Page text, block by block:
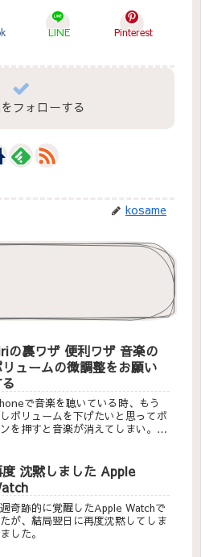
LINE Pinterest
フォローする
kosame
の裏ワザ 便利ワザ 音楽の
リュームの微調整をお願い
で音楽を聴いている時、もう
ボリュームを下げたいと思ってボ
を押すと音楽が消えてしまい。ボ
、その悩みはSiriにお願いすると
することをSiriました。
沈黙しました Apple
奇跡的に覚醒したApple Watchで
が、結局翌日に再度沈黙してしま
した。